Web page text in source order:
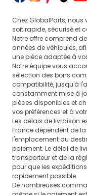
Chez GlobalParts,
soit rapide, sécurisé et
Notre offre comprend
années de véhicules,
une pièce adaptée à
Notre équipe vous
sélection des bons
compatibilité, jusqu'à
constamment mise à
pièces disponibles et
vos préférences et à
Les délais de livraison
France dépendent de
l'emplacement du
paiement. Le délai de
transporteur et de la
pour que les
rapidement possible.
De nombreuses